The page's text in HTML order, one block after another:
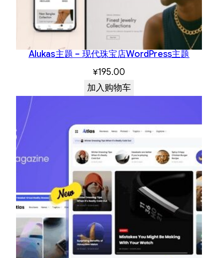
Alukas主题 – 现代珠宝店WordPress主题
¥195.00
加入购物车